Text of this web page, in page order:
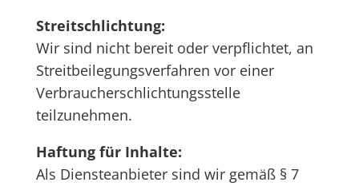
Streitschlichtung:
Wir sind nicht bereit oder verpflichtet, an
Streitbeilegungsverfahren vor einer
Verbraucherschlichtungsstelle
teilzunehmen.
Haftung für Inhalte:
Als Diensteanbieter sind wir gemäß § 7